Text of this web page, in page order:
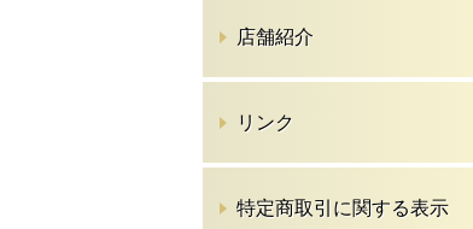
店舗紹介
リンク
特定商取引に関する表示